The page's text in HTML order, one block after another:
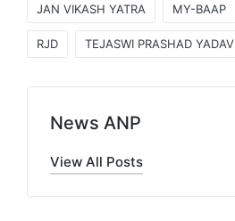
JAN VIKASH YATRA MY-BAAP
RJD TEJASWI PRASHAD YADAV
News ANP
View All Posts